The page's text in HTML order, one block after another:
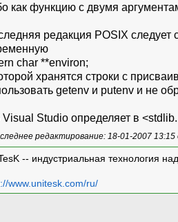
как функцию с двумя
редакция POSIX следует
char **environ;
хранятся строки с
getenv и putenv и не
Visual Studio определяет в
редактирование: 18-01-2007
-- индустриальная технология
www.unitesk.com/ru/